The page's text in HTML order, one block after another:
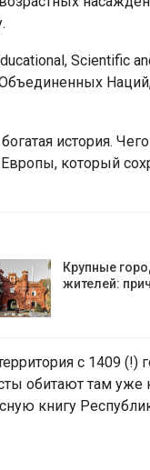
Scientific
история. Чего
который
Крупные
жителей:
с 1409 (!)
обитают там уже
книгу